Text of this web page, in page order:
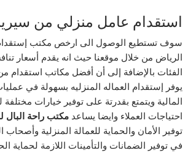
استقدام عامل منزلي من
سوف تستطيع الوصول الى ارخص مكتب إستقدام
الرياض من خلال موقعنا حيث انه يقدم أسعار
الفئات بالإضافة إلى أن أفضل مكاتب استقدام
يوفر إستقدام العماله المنزليه بسهولة في
المالية ويتمتع بقدرتة على توفير خيارات
احتياجات العملاء وايضا يساعدمكتب راحة البال
توفير الأمان والحماية للعمالة المنزلية وأصحاب
في توفير الضمانات والتأمينات اللازمة لحماية